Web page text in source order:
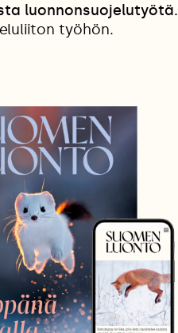
luonnonsuojelutyötä.
työhön.